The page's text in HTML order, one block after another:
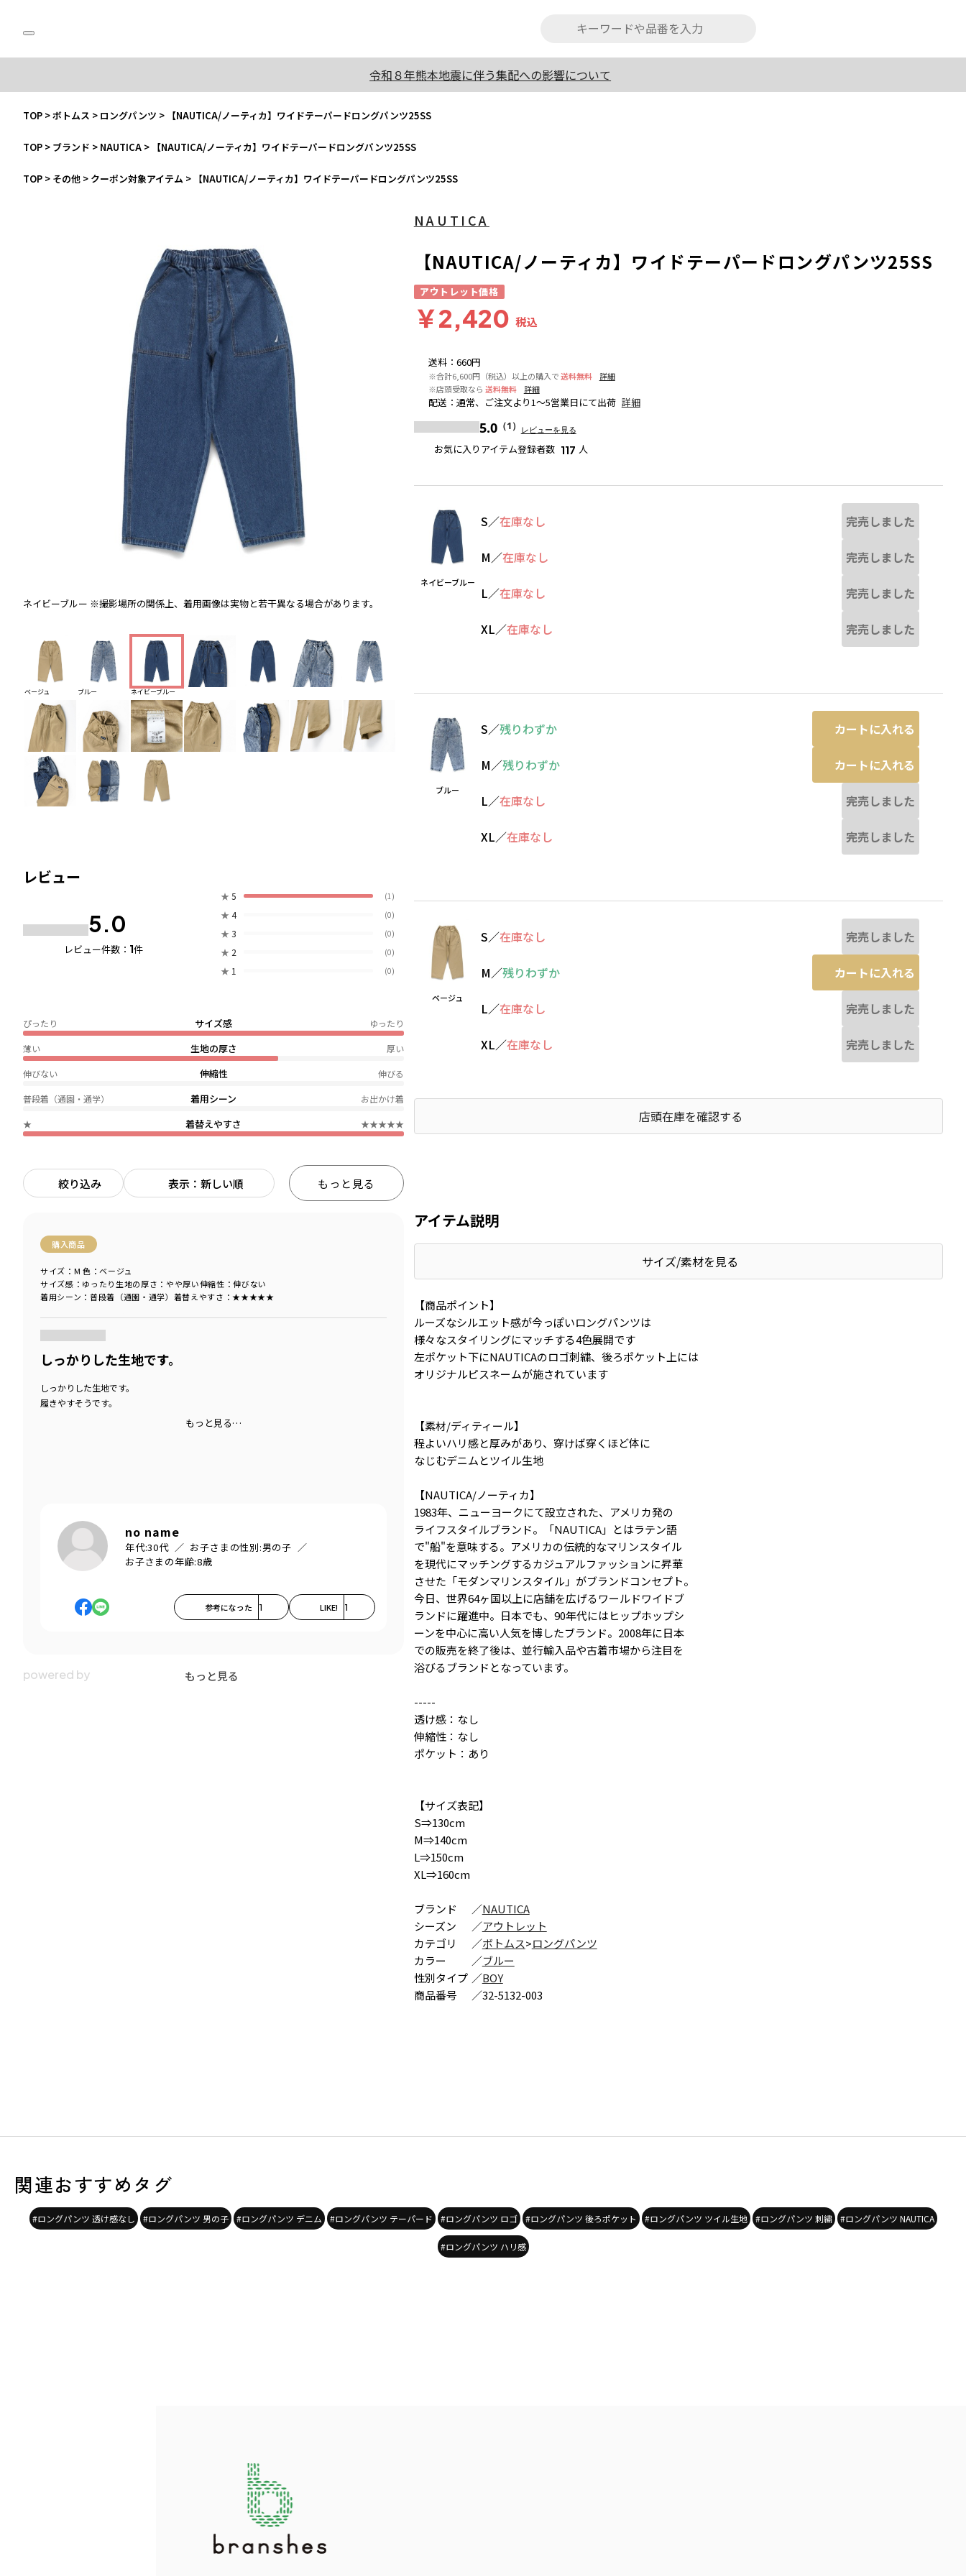
令和８年熊本地震に伴う集配への影響について
TOP >ボトムス > ロングパンツ > 【NAUTICA/ノーティカ】ワイドテーパードロングパンツ25SS
TOP > ブランド > NAUTICA > 【NAUTICA/ノーティカ】ワイドテーパードロングパンツ25SS
TOP > その他 > クーポン対象アイテム > 【NAUTICA/ノーティカ】ワイドテーパードロングパンツ25SS
ネイビーブルー ※撮影場所の関係上、着用画像は実物と若干異なる場合があります。 ネイビーブルー
ベージュ ブルー ネイビーブルー
レビュー
5.0
レビュー件数： 1件
★ 5 (1)
★ 4 (0)
★ 3 (0)
★ 2 (0)
★ 1 (0)
サイズ感
ぴったり ゆったり
生地の厚さ
薄い 厚い
伸縮性
伸びない 伸びる
着用シーン
普段着（通園・通学） お出かけ着
着替えやすさ
★ ★★★★★
絞り込み 表示：新しい順 もっと見る
購入商品
サイズ感 ：ゆったり 生地の厚さ ：やや厚い伸縮性 ：伸びない
着用シーン ：普段着（通園・通学） 着替えやすさ ：★★★★★
サイズ：M 色：ベージュ
しっかりした生地です。
しっかりした生地です。
履きやすそうです。
もっと見る…
no name
年代:30代 お子さまの性別:男の子
お子さまの年齢:8歳
参考になった 1 LIKE! 1
もっと見る
送料： 660円
※合計6,600円（税込）以上の購入で送料無料
詳細
※店頭受取なら 送料無料 詳細
配送 ： 通常、ご注文より1～5営業日にて出荷 詳細
5.0（1） レビューを見る
お気に入りアイテム登録者数 117 人
NAUTICA
【NAUTICA/ノーティカ】ワイドテーパードロングパンツ25SS
アウトレット価格
￥2,420 税込
ネイビーブルー
S／在庫なし 完売しました
M／在庫なし 完売しました
L／在庫なし 完売しました
XL／在庫なし 完売しました
ブルー
S／残りわずか カートに入れる
M／残りわずか カートに入れる
L／在庫なし 完売しました
XL／在庫なし 完売しました
ベージュ
S／在庫なし 完売しました
M／残りわずか カートに入れる
L／在庫なし 完売しました
XL／在庫なし 完売しました
店頭在庫を確認する
アイテム説明
サイズ/素材を見る
【商品ポイント】
ルーズなシルエット感が今っぽいロングパンツは
様々なスタイリングにマッチする4色展開です
左ポケット下にNAUTICAのロゴ刺繍、後ろポケット上には
オリジナルピスネームが施されています
【素材/ディティール】
程よいハリ感と厚みがあり、穿けば穿くほど体に
なじむデニムとツイル生地
【NAUTICA/ノーティカ】
1983年、ニューヨークにて設立された、アメリカ発の
ライフスタイルブランド。「NAUTICA」とはラテン語
で"船"を意味する。アメリカの伝統的なマリンスタイル
を現代にマッチングするカジュアルファッションに昇華
させた「モダンマリンスタイル」がブランドコンセプト。
今日、世界64ヶ国以上に店舗を広げるワールドワイドブ
ランドに躍進中。日本でも、90年代にはヒップホップシ
ーンを中心に高い人気を博したブランド。2008年に日本
での販売を終了後は、並行輸入品や古着市場から注目を
浴びるブランドとなっています。
-----
透け感：なし
伸縮性：なし
ポケット：あり
【サイズ表記】
S⇒130cm
M⇒140cm
L⇒150cm
XL⇒160cm
ブランド ／NAUTICA
シーズン
／アウトレット
カテゴリ
／ボトムス>ロングパンツ
カラー
／ブルー
性別タイプ ／BOY
商品番号
／32-5132-003
関連おすすめタグ
#ロングパンツ 透け感なし #ロングパンツ 男の子 #ロングパンツ デニム #ロングパンツ テーパード #ロングパンツ ロゴ #ロングパンツ 後ろポケット #ロングパンツ ツイル生地 #ロングパンツ 刺繍 #ロングパンツ NAUTICA
#ロングパンツ ハリ感